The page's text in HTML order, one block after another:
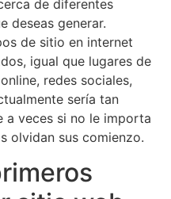
de diferentes
deseas generar.
de sitio en internet
igual que lugares de
redes sociales,
serí­a tan
a veces si no le importa
olvidan sus comienzo.